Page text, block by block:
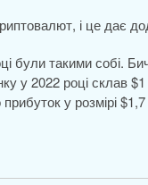
і це дає
були такими собі.
у 2022 році склав
у розмірі